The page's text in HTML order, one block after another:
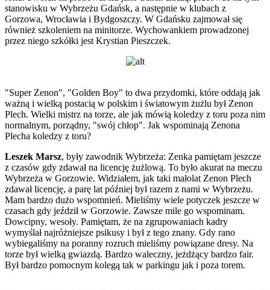
stanowisku w Wybrzeżu Gdańsk, a następnie w klubach z
Gorzowa, Wrocławia i Bydgoszczy. W Gdańsku zajmował się
również szkoleniem na minitorze. Wychowankiem prowadzonej
przez niego szkółki jest Krystian Pieszczek.
"Super Zenon", "Golden Boy" to dwa przydomki, które oddają jak
ważną i wielką postacią w polskim i światowym żużlu był Zenon
Plech. Wielki mistrz na torze, ale jak mówią koledzy z toru poza nim
normalnym, porządny, "swój chłop". Jak wspominają Zenona
Plecha koledzy z toru?
Leszek Marsz, były zawodnik Wybrzeża: Zenka pamiętam jeszcze
z czasów gdy zdawał na licencję żużlową. To było akurat na meczu
Wybrzeża w Gorzowie. Widziałem, jak taki małolat Zenon Plech
zdawał licencję, a parę lat później był razem z nami w Wybrzeżu.
Mam bardzo dużo wspomnień. Mieliśmy wiele potyczek jeszcze w
czasach gdy jeździł w Gorzowie. Zawsze mile go wspominam.
Dowcipny, wesoły. Pamiętam, że na zgrupowaniach kadry
wymyślał najróżniejsze psikusy i był z tego znany. Gdy rano
wybiegaliśmy na poranny rozruch mieliśmy powiązane dresy. Na
torze był wielką gwiazdą. Bardzo waleczny, jeżdżący bardzo fair.
Był bardzo pomocnym kolegą tak w parkingu jak i poza torem.